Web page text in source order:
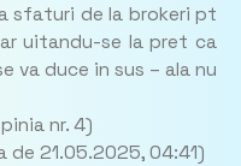
sfaturi de la brokeri pt
uitandu-se la pret ca
va duce in sus – ala nu
nr. 4)
de 21.05.2025, 04:41)